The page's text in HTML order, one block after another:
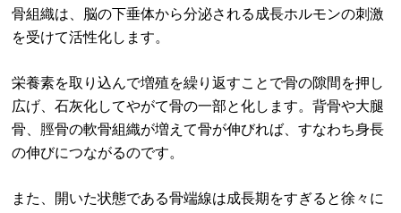
骨組織は、脳の下垂体から分泌される成長ホルモンの刺激
を受けて活性化します。
栄養素を取り込んで増殖を繰り返すことで骨の隙間を押し
広げ、石灰化してやがて骨の一部と化します。背骨や大腿
骨、脛骨の軟骨組織が増えて骨が伸びれば、すなわち身長
の伸びにつながるのです。
また、開いた状態である骨端線は成長期をすぎると徐々に